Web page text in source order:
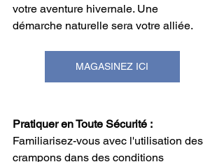
votre aventure hivernale. Une
démarche naturelle sera votre alliée.
MAGASINEZ ICI
Pratiquer en Toute Sécurité :
Familiarisez-vous avec l'utilisation des
crampons dans des conditions